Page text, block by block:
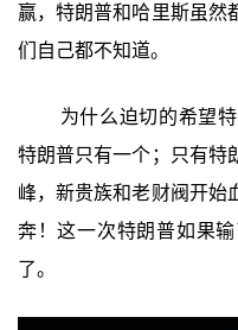
赢，特朗普和哈里斯虽然
们自己都不知道。
为什么迫切的希望
特朗普只有一个；只有特
峰，新贵族和老财阀开始
奔！这一次特朗普如果
了。